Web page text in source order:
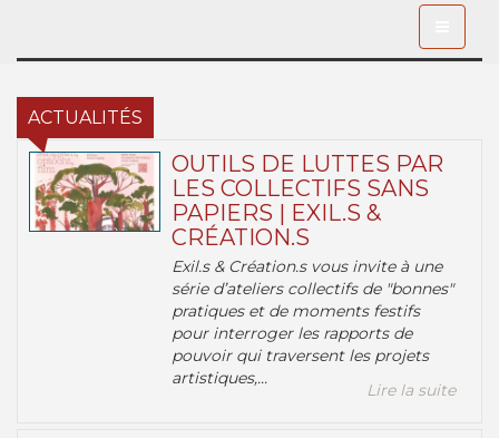
ACTUALITÉS
OUTILS DE LUTTES PAR
LES COLLECTIFS SANS
PAPIERS | EXIL.S &
CRÉATION.S
Exil.s & Création.s vous invite à une
série d’ateliers collectifs de "bonnes"
pratiques et de moments festifs
pour interroger les rapports de
pouvoir qui traversent les projets
artistiques,...
Lire la suite